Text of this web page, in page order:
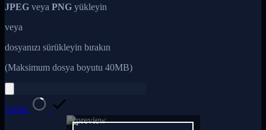
JPEG veya PNG yükleyin
veya
dosyanızı sürükleyin bırakın
(Maksimum dosya boyutu 40MB)
Yükle